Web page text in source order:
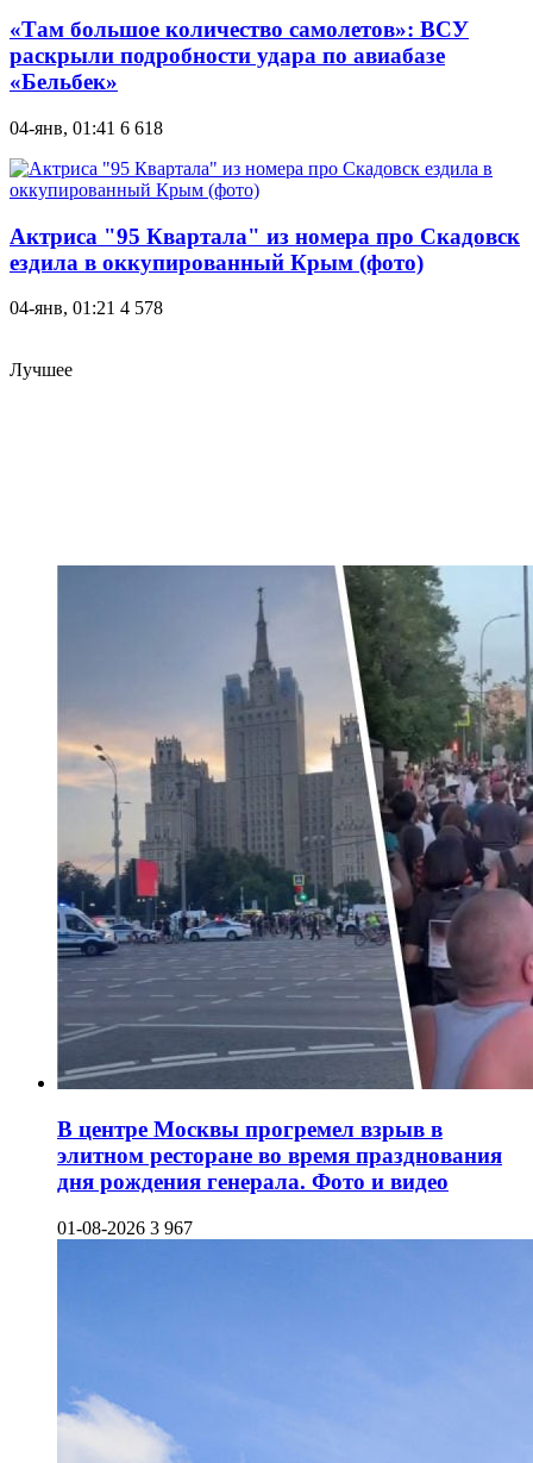
«Там большое количество самолетов»: ВСУ
раскрыли подробности удара по авиабазе
«Бельбек»
04-янв, 01:41 6 618
Актриса "95 Квартала" из номера про Скадовск
ездила в оккупированный Крым (фото)
04-янв, 01:21 4 578
Лучшее
В центре Москвы прогремел взрыв в
элитном ресторане во время празднования
дня рождения генерала. Фото и видео
01-08-2026 3 967